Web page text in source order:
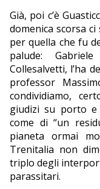
Già, poi c’è
domenica scorsa
per quella che fu
palude:
Collesalvetti, l’ha
professor
condividiamo,
giudizi su porto e
come di “un
pianeta ormai
Trenitalia non
triplo degli
parassitari.